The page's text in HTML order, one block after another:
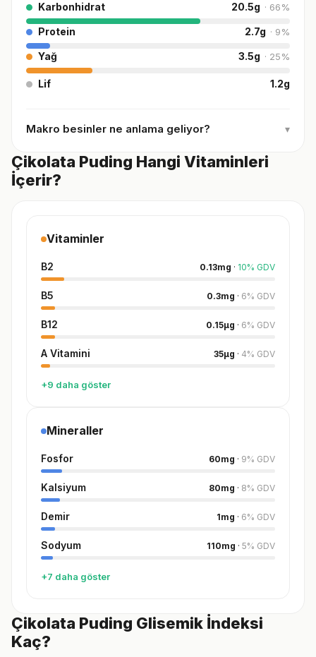
Karbonhidrat 20.5g · 66%
Protein 2.7g · 9%
Yağ 3.5g · 25%
Lif 1.2g
Makro besinler ne anlama geliyor? ▾
Çikolata Puding Hangi Vitaminleri
İçerir?
Vitaminler
B2 0.13mg · 10% GDV
B5 0.3mg · 6% GDV
B12 0.15µg · 6% GDV
A Vitamini 35µg · 4% GDV
+9 daha göster
Mineraller
Fosfor 60mg · 9% GDV
Kalsiyum 80mg · 8% GDV
Demir 1mg · 6% GDV
Sodyum 110mg · 5% GDV
+7 daha göster
Çikolata Puding Glisemik İndeksi
Kaç?